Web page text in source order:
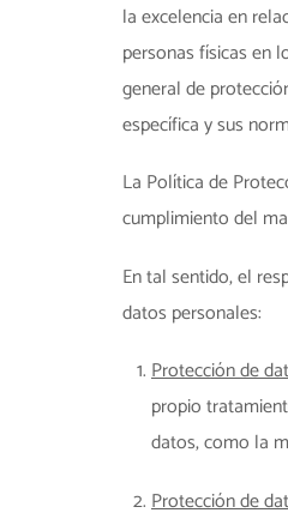
la excelencia en
personas físicas en
general de
específica y sus
La Política de
cumplimiento del
En tal sentido, el
datos personales:
Protección de
propio
datos, como la
Protección de